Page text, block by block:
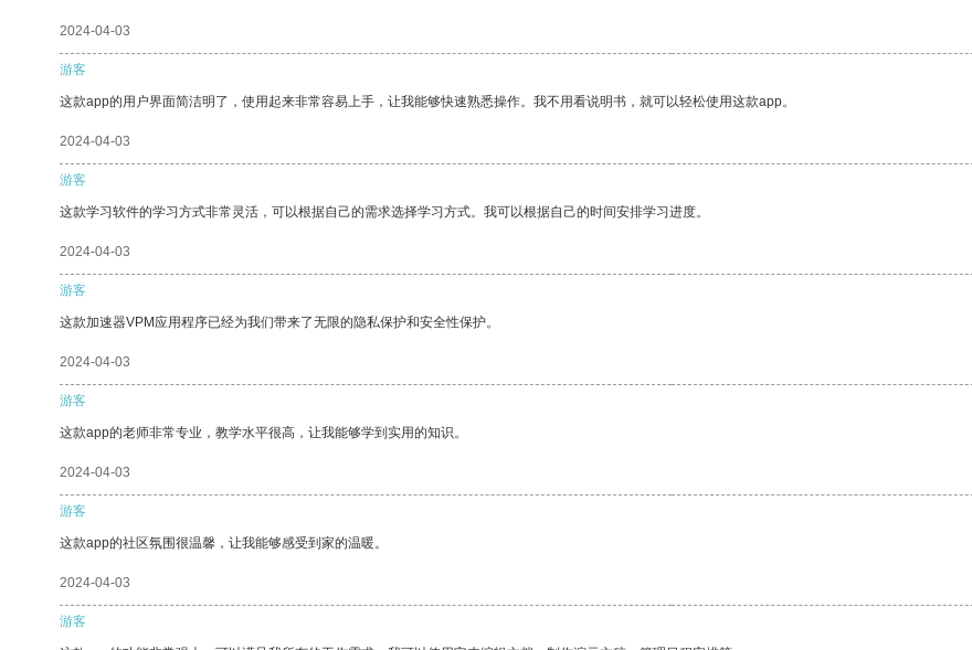
2024-04-03
游客
这款app的用户界面简洁明了，使用起来非常容易上手，让我能够快速熟悉操作。我不用看说明书，就可以轻松使用这款app。
2024-04-03
游客
这款学习软件的学习方式非常灵活，可以根据自己的需求选择学习方式。我可以根据自己的时间安排学习进度。
2024-04-03
游客
这款加速器VPM应用程序已经为我们带来了无限的隐私保护和安全性保护。
2024-04-03
游客
这款app的老师非常专业，教学水平很高，让我能够学到实用的知识。
2024-04-03
游客
这款app的社区氛围很温馨，让我能够感受到家的温暖。
2024-04-03
游客